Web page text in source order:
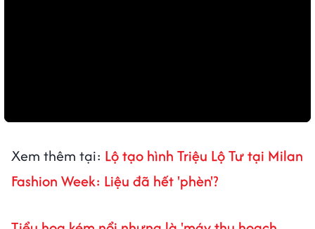
Xem thêm tại: Lộ tạo hình Triệu Lộ Tư tại Milan
Fashion Week: Liệu đã hết 'phèn'?